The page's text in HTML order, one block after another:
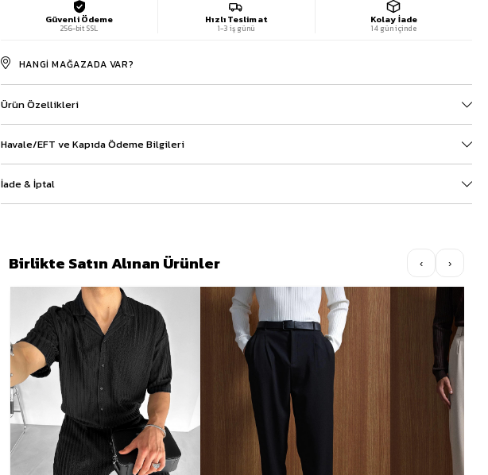
Güvenli Ödeme
256-bit SSL
Hızlı Teslimat
1-3 iş günü
Kolay İade
14 gün içinde
HANGI MAĞAZADA VAR?
Ürün Özellikleri
Havale/EFT ve Kapıda Ödeme Bilgileri
İade & İptal
Birlikte Satın Alınan Ürünler ‹ ›